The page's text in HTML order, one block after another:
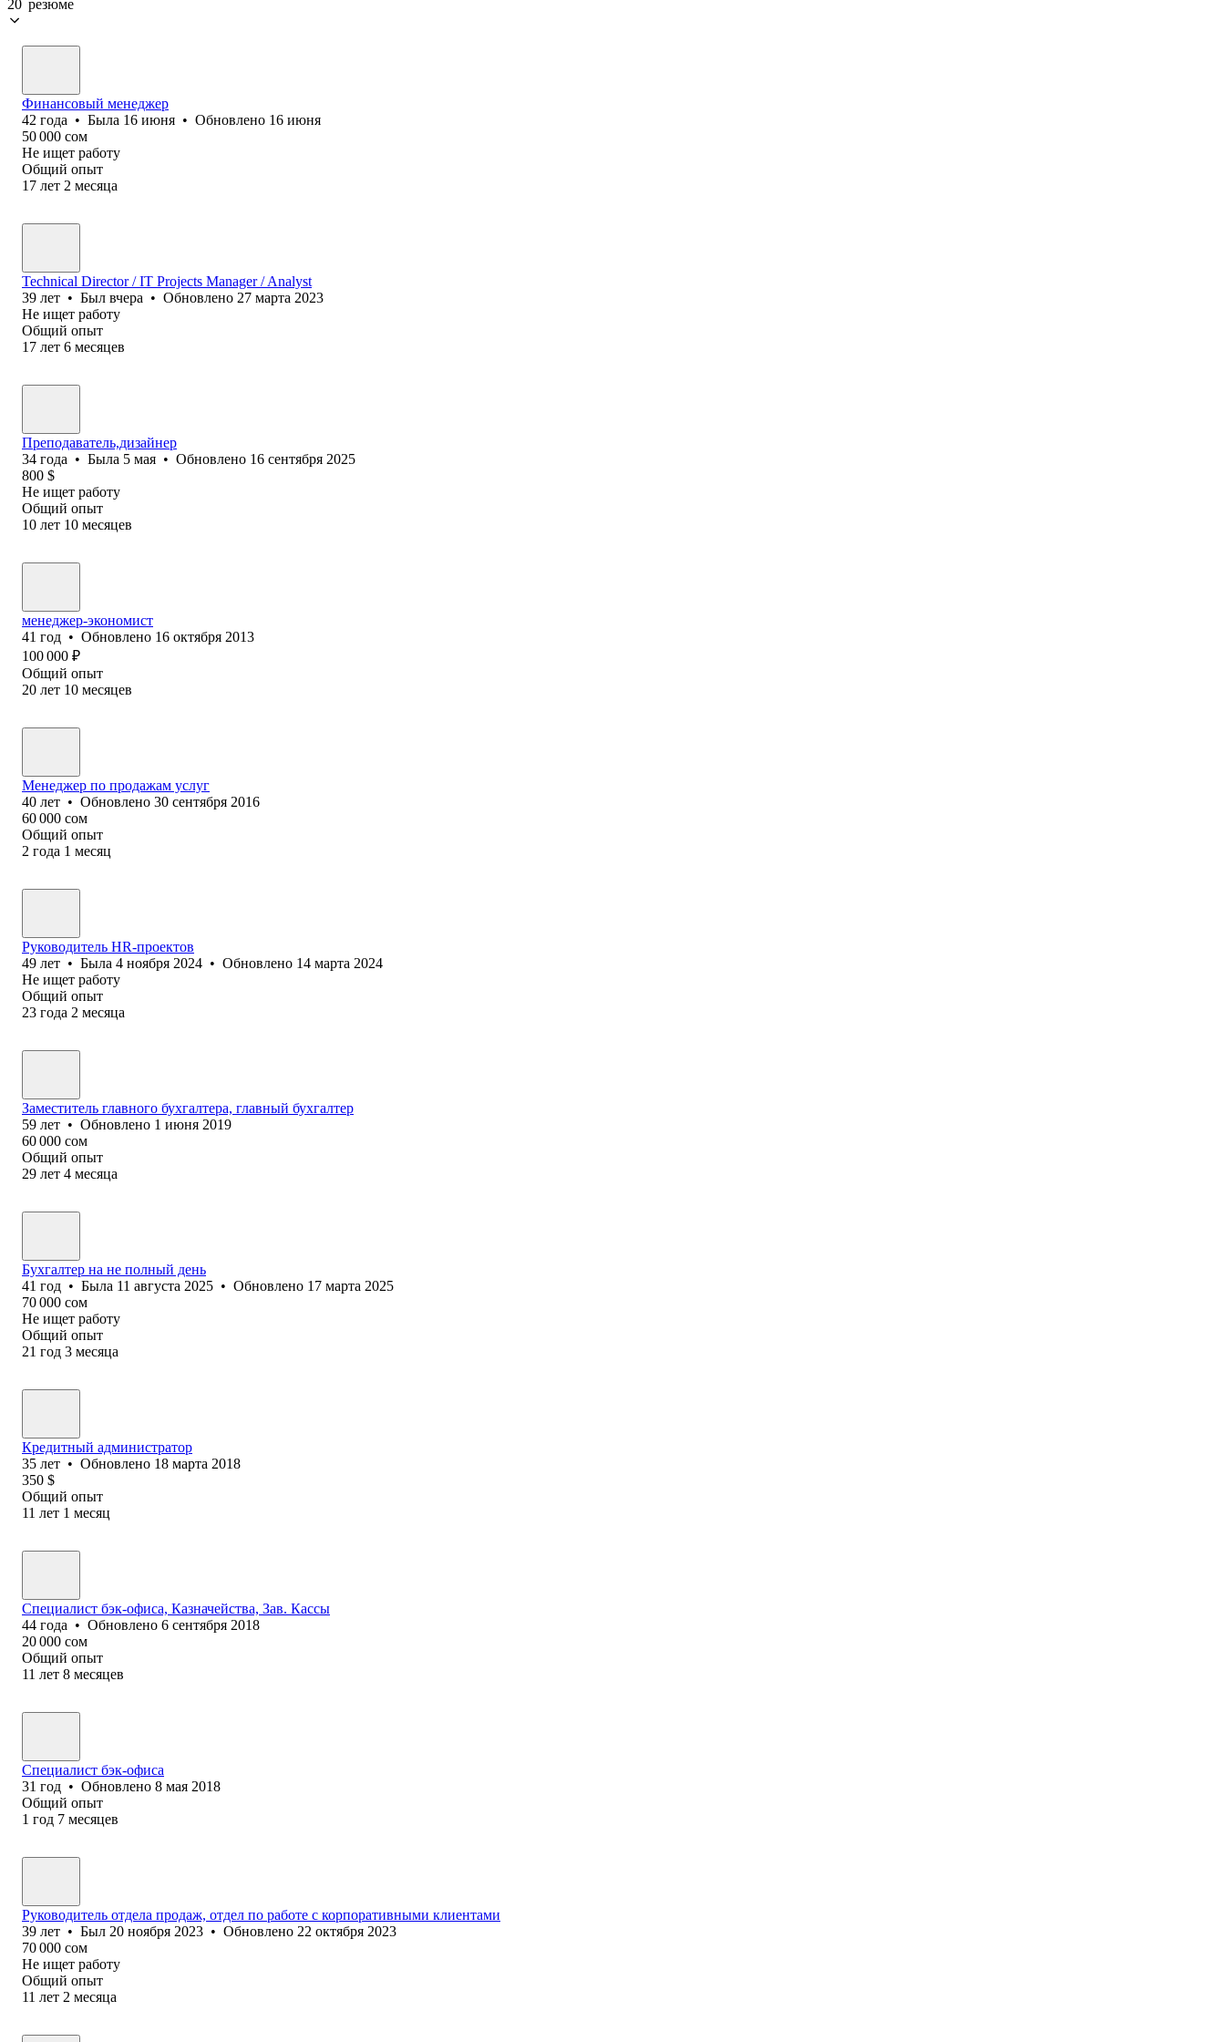
20 резюме
Финансовый менеджер
42 года • Была 16 июня • Обновлено 16 июня
50 000 сом
Не ищет работу
Общий опыт
17 лет 2 месяца
Technical Director / IT Projects Manager / Analyst
39 лет • Был вчера • Обновлено 27 марта 2023
Не ищет работу
Общий опыт
17 лет 6 месяцев
Преподаватель,дизайнер
34 года • Была 5 мая • Обновлено 16 сентября 2025
800 $
Не ищет работу
Общий опыт
10 лет 10 месяцев
менеджер-экономист
41 год • Обновлено 16 октября 2013
100 000 ₽
Общий опыт
20 лет 10 месяцев
Менеджер по продажам услуг
40 лет • Обновлено 30 сентября 2016
60 000 сом
Общий опыт
2 года 1 месяц
Руководитель HR-проектов
49 лет • Была 4 ноября 2024 • Обновлено 14 марта 2024
Не ищет работу
Общий опыт
23 года 2 месяца
Заместитель главного бухгалтера, главный бухгалтер
59 лет • Обновлено 1 июня 2019
60 000 сом
Общий опыт
29 лет 4 месяца
Бухгалтер на не полный день
41 год • Была 11 августа 2025 • Обновлено 17 марта 2025
70 000 сом
Не ищет работу
Общий опыт
21 год 3 месяца
Кредитный администратор
35 лет • Обновлено 18 марта 2018
350 $
Общий опыт
11 лет 1 месяц
Специалист бэк-офиса, Казначейства, Зав. Кассы
44 года • Обновлено 6 сентября 2018
20 000 сом
Общий опыт
11 лет 8 месяцев
Специалист бэк-офиса
31 год • Обновлено 8 мая 2018
Общий опыт
1 год 7 месяцев
Руководитель отдела продаж, отдел по работе с корпоративными клиентами
39 лет • Был 20 ноября 2023 • Обновлено 22 октября 2023
70 000 сом
Не ищет работу
Общий опыт
11 лет 2 месяца